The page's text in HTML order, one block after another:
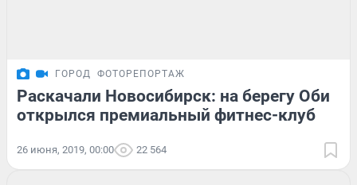
ГОРОД ФОТОРЕПОРТАЖ
Раскачали Новосибирск: на берегу Оби
открылся премиальный фитнес-клуб
26 июня, 2019, 00:00 22 564